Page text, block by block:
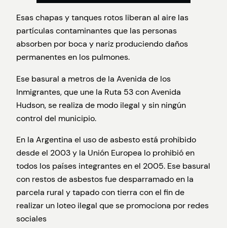
Esas chapas y tanques rotos liberan al aire las
partículas contaminantes que las personas
absorben por boca y nariz produciendo daños
permanentes en los pulmones.
Ese basural a metros de la Avenida de los
Inmigrantes, que une la Ruta 53 con Avenida
Hudson, se realiza de modo ilegal y sin ningún
control del municipio.
En la Argentina el uso de asbesto está prohibido
desde el 2003 y la Unión Europea lo prohibió en
todos los países integrantes en el 2005. Ese basural
con restos de asbestos fue desparramado en la
parcela rural y tapado con tierra con el fin de
realizar un loteo ilegal que se promociona por redes
sociales